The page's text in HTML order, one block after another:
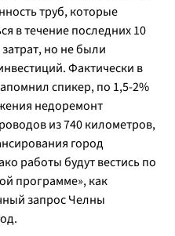
труб, которые
в течение последних 10
но не были
Фактически в
спикер, по 1,5-2%
недоремонт
из 740 километров,
город
работы будут вестись по
программе», как
запрос Челны